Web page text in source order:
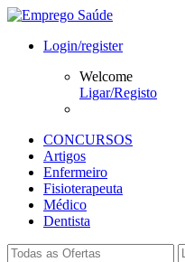
Login/register
Welcome
Ligar/Registo
CONCURSOS
Artigos
Enfermeiro
Fisioterapeuta
Médico
Dentista